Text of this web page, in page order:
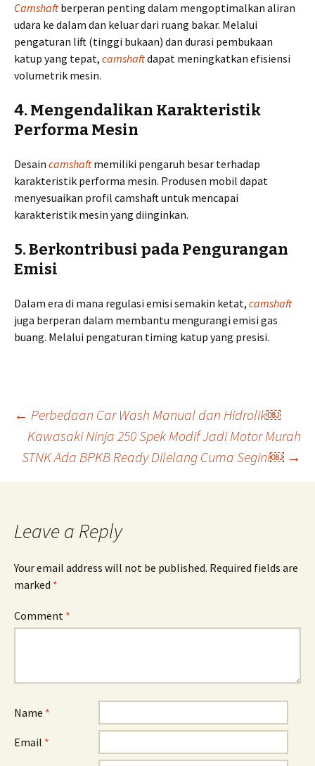
Camshaftberperan penting dalam mengoptimalkan aliran
udara ke dalam dan keluar dari ruang bakar. Melalui
pengaturan lift (tinggi bukaan) dan durasi pembukaan
katup yang tepat, camshaftdapat meningkatkan efisiensi
volumetrik mesin.
4. Mengendalikan Karakteristik
Performa Mesin
Desain camshaftmemiliki pengaruh besar terhadap
karakteristik performa mesin. Produsen mobil dapat
menyesuaikan profil camshaft untuk mencapai
karakteristik mesin yang diinginkan.
5. Berkontribusi pada Pengurangan
Emisi
Dalam era di mana regulasi emisi semakin ketat, camshaft
juga berperan dalam membantu mengurangi emisi gas
buang. Melalui pengaturan timing katup yang presisi.
Post
navigation
← Perbedaan Car Wash Manual dan Hidrolik￼
Kawasaki Ninja 250 Spek Modif Jadi Motor Murah
STNK Ada BPKB Ready Dilelang Cuma Segini￼ →
Leave a Reply
Your email address will not be published. Required fields are
marked *
Comment *
Name *
Email *